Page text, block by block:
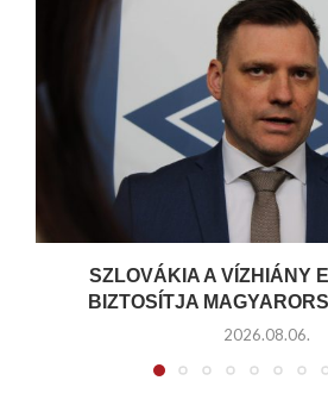
SZLOVÁKIA A VÍZHIÁNY
BIZTOSÍTJA
2026.08.06.